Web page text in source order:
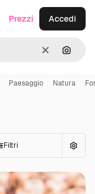
CancellaCerca
Prezzi Accedi
Paesaggio Natura
Filtri